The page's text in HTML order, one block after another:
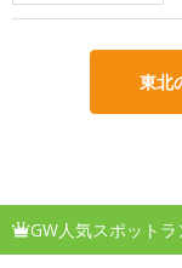
東北
GW人気スポットラ